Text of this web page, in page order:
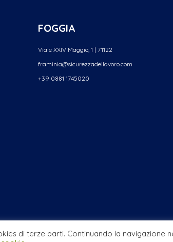
FOGGIA
Viale XXIV Maggio, 1 | 71122
framinia@sicurezzadellavoro.com
+39 0881 1745020
di terze parti. Continuando la navigazione